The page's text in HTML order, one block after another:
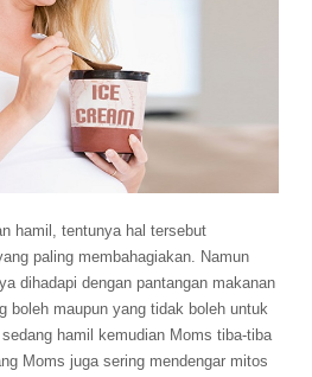
hamil, tentunya hal tersebut
paling membahagiakan. Namun
dihadapi dengan pantangan makanan
boleh maupun yang tidak boleh untuk
hamil kemudian Moms tiba-tiba
Moms juga sering mendengar mitos